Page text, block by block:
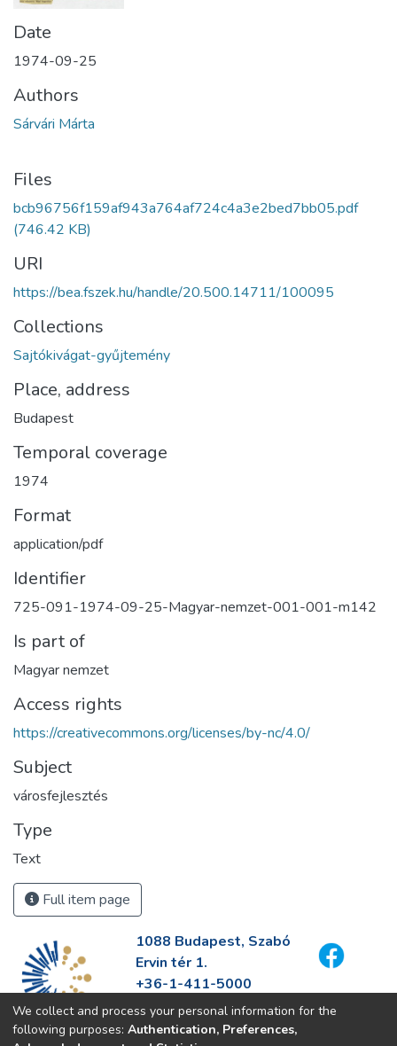
Date
1974-09-25
Authors
Sárvári Márta
Files
bcb96756f159af943a764af724c4a3e2bed7bb05.pdf
(746.42 KB)
URI
https://bea.fszek.hu/handle/20.500.14711/100095
Collections
Sajtókivágat-gyűjtemény
Place, address
Budapest
Temporal coverage
1974
Format
application/pdf
Identifier
725-091-1974-09-25-Magyar-nemzet-001-001-m142
Is part of
Magyar nemzet
Access rights
https://creativecommons.org/licenses/by-nc/4.0/
Subject
városfejlesztés
Type
Text
Full item page
1088 Budapest, Szabó
Ervin tér 1.
+36-1-411-5000
info@fszek.hu
https://fszek.hu
We collect and process your personal information for the
following purposes: Authentication, Preferences,